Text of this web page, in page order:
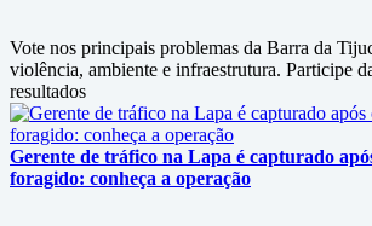
Vote nos principais problemas da Barra da
violência, ambiente e infraestrutura. Participe
resultados
Gerente de tráfico na Lapa é capturado
foragido: conheça a operação